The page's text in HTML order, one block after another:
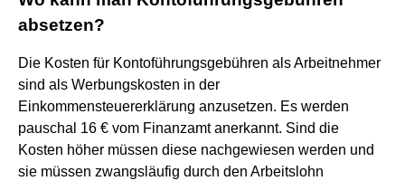
absetzen?
Die Kosten für Kontoführungsgebühren als Arbeitnehmer
sind als Werbungskosten in der
Einkommensteuererklärung anzusetzen. Es werden
pauschal 16 € vom Finanzamt anerkannt. Sind die
Kosten höher müssen diese nachgewiesen werden und
sie müssen zwangsläufig durch den Arbeitslohn